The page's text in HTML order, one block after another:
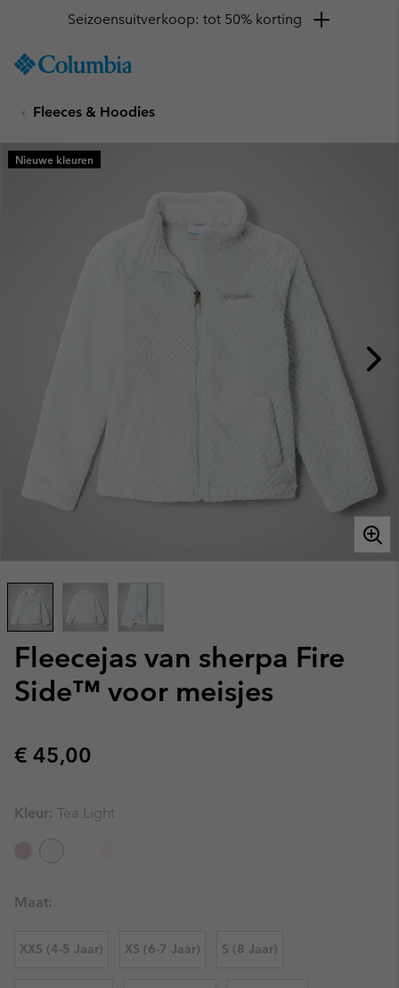
TO
SKIP
MAIN
NAV
Seizoensuitverkoop: tot 50% korting
Fleeces & Hoodies
Fleecejas van sherpa Fire
Side™ voor meisjes
Regular price:
€ 45,00
Nieuwe kleuren
Kleur: Tea Light
Maat:
XXS (4-5 Jaar) XS (6-7 Jaar) S (8 Jaar)